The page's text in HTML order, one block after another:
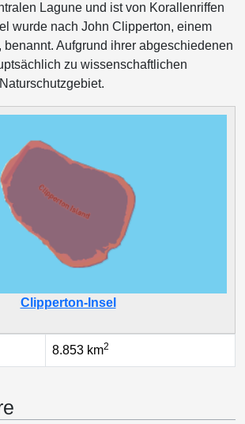
Lagune und ist von Korallenriffen
wurde nach John Clipperton, einem
benannt. Aufgrund ihrer abgeschiedenen
zu wissenschaftlichen
Clipperton-Insel
8.853 km2